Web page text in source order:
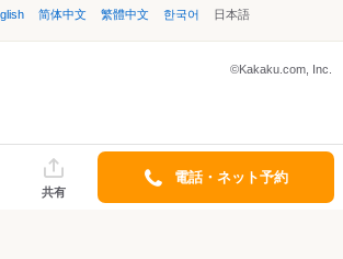
简体中文 繁體中文 한국어 日本語
©Kakaku.com, Inc.
共有
電話・ネット予約